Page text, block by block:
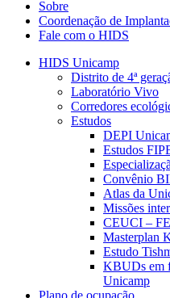
Sobre
Coordenação de
Fale com o HIDS
HIDS Unicamp
Distrito de 4ª
Laboratório Vivo
Corredores
Estudos
DEPI
Estudos
Convênio
Atlas da
Missões
CEUCI –
Masterplan
Estudo
KBUDs em
Unicamp
Plano de ocupação